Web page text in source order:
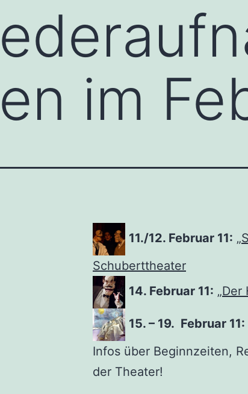
im
11./12. Februar 11:
Schuberttheater
14. Februar 11: „Der
15. – 19. Februar 11:
Infos über Beginnzeiten,
der Theater!